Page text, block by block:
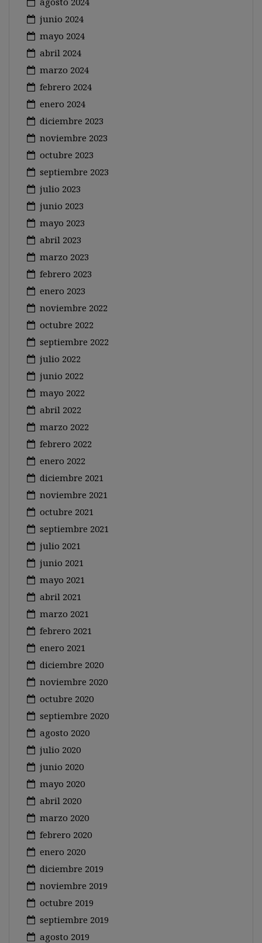
junio 2024
mayo 2024
abril 2024
marzo 2024
febrero 2024
enero 2024
diciembre 2023
noviembre 2023
octubre 2023
septiembre 2023
julio 2023
junio 2023
mayo 2023
abril 2023
marzo 2023
febrero 2023
enero 2023
noviembre 2022
octubre 2022
septiembre 2022
julio 2022
junio 2022
mayo 2022
abril 2022
marzo 2022
febrero 2022
enero 2022
diciembre 2021
noviembre 2021
octubre 2021
septiembre 2021
julio 2021
junio 2021
mayo 2021
abril 2021
marzo 2021
febrero 2021
enero 2021
diciembre 2020
noviembre 2020
octubre 2020
septiembre 2020
agosto 2020
julio 2020
junio 2020
mayo 2020
abril 2020
marzo 2020
febrero 2020
enero 2020
diciembre 2019
noviembre 2019
octubre 2019
septiembre 2019
agosto 2019